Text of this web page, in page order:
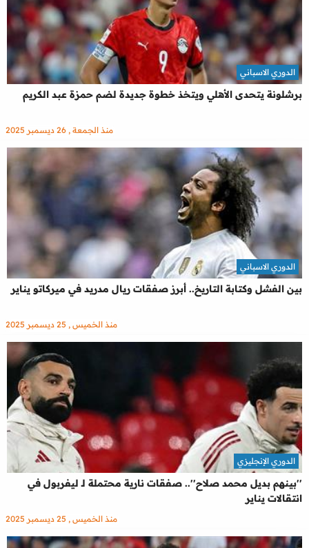
برشلونة يتحدى الأهلي ويتخذ خطوة جديدة لضم حمزة عبد الكريم
الدوري الاسباني
منذ الجمعة , 26 ديسمبر 2025
بين الفشل وكتابة التاريخ.. أبرز صفقات ريال مدريد في ميركاتو يناير
الدوري الاسباني
منذ الخميس , 25 ديسمبر 2025
''بينهم بديل محمد صلاح''.. صفقات نارية محتملة لـ ليفربول في
انتقالات يناير
الدوري الإنجليزي
منذ الخميس , 25 ديسمبر 2025